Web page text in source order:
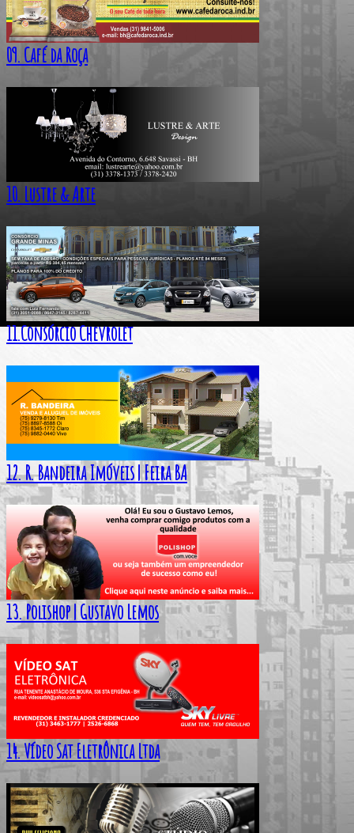
09. Café da Roça
10. Lustre & Arte
11.Consórcio Chevrolet
12. R. Bandeira Imóveis | Feira BA
13. Polishop | Gustavo Lemos
14. Vídeo Sat Eletrônica Ltda